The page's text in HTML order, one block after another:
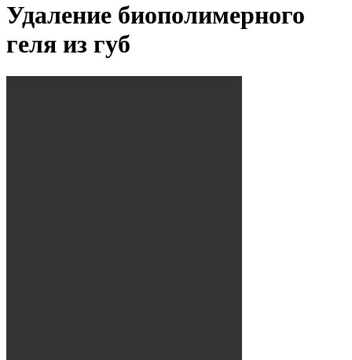
Удаление биополимерного
геля из губ